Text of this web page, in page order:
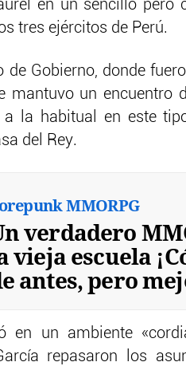
en un sencillo pero
tres ejércitos de Perú.
de Gobierno, donde
mantuvo un encuentro
la habitual en este
del Rey.
MMORPG
verdadero
vieja escuela
antes, pero
en un ambiente
repasaron los